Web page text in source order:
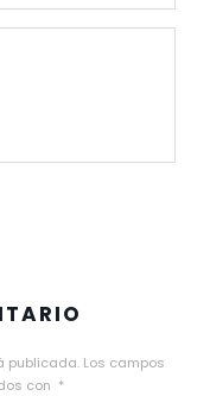
publicada. Los campos
con *